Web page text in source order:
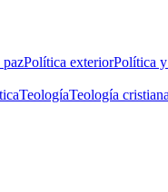
pazPolítica exteriorPolítica
TeologíaTeología cristiana